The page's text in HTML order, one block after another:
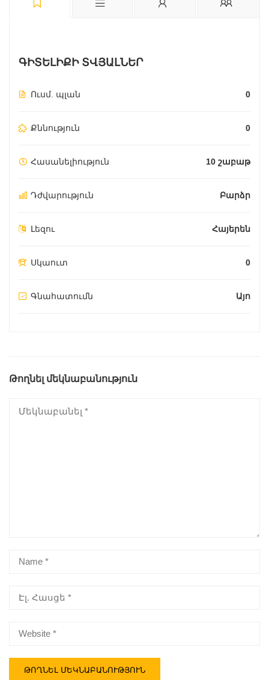
ԳԻՏԵԼԻՔԻ ՏՎՅԱԼՆԵՐ
Ուսմ. պլան 0
Քննություն 0
Հասանելիություն 10 շաբաթ
Դժվարություն Բարձր
Լեզու Հայերեն
Սկաուտ 0
Գնահատումն Այո
Թողնել մեկնաբանություն